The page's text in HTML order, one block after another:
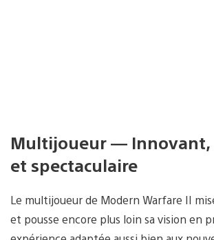
Multijoueur — Innovant,
et spectaculaire
Le multijoueur de Modern Warfare II
et pousse encore plus loin sa vision en